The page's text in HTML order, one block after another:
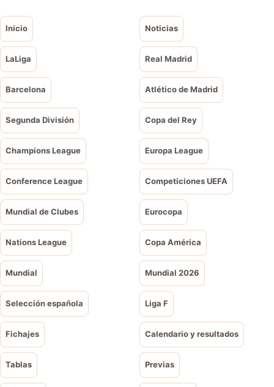
Inicio Noticias
LaLiga Real Madrid
Barcelona Atlético de Madrid
Segunda División Copa del Rey
Champions League Europa League
Conference League Competiciones UEFA
Mundial de Clubes Eurocopa
Nations League Copa América
Mundial Mundial 2026
Selección española Liga F
Fichajes Calendario y resultados
Tablas Previas